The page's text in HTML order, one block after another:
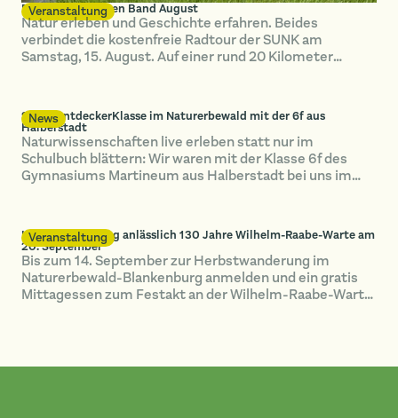
Veranstaltung
Radtour im Grünen Band August
Natur erleben und Geschichte erfahren. Beides
verbindet die kostenfreie Radtour der SUNK am
Samstag, 15. August. Auf einer rund 20 Kilometer
News
SUNK-EntdeckerKlasse im Naturerbewald mit der 6f aus
Halberstadt
Naturwissenschaften live erleben statt nur im
Schulbuch blättern: Wir waren mit der Klasse 6f des
Gymnasiums Martineum aus Halberstadt bei uns im
Veranstaltung
Herbstwanderung anlässlich 130 Jahre Wilhelm-Raabe-Warte am
20. September
Bis zum 14. September zur Herbstwanderung im
Naturerbewald-Blankenburg anmelden und ein gratis
Mittagessen zum Festakt an der Wilhelm-Raabe-Warte